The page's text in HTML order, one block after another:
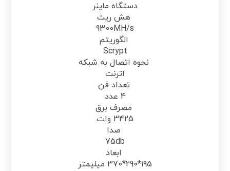
دستگاه ماینر
هش ریت
9300MH/s
الگوریتم
Scrypt
نحوه اتصال به شبکه
اترنت
تعداد فن
4 عدد
مصرف برق
3425 وات
صدا
75db
ابعاد
195*290*370 میلیمتر